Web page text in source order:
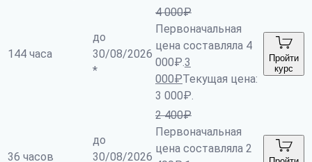
144 часа
до
30/08/2026
*
4 000₽
Первоначальная
цена составляла 4
000₽.3
000₽Текущая цена:
3 000₽.
Пройти
курс
36 часов
до
30/08/2026
2 400₽
Первоначальная
цена составляла 2